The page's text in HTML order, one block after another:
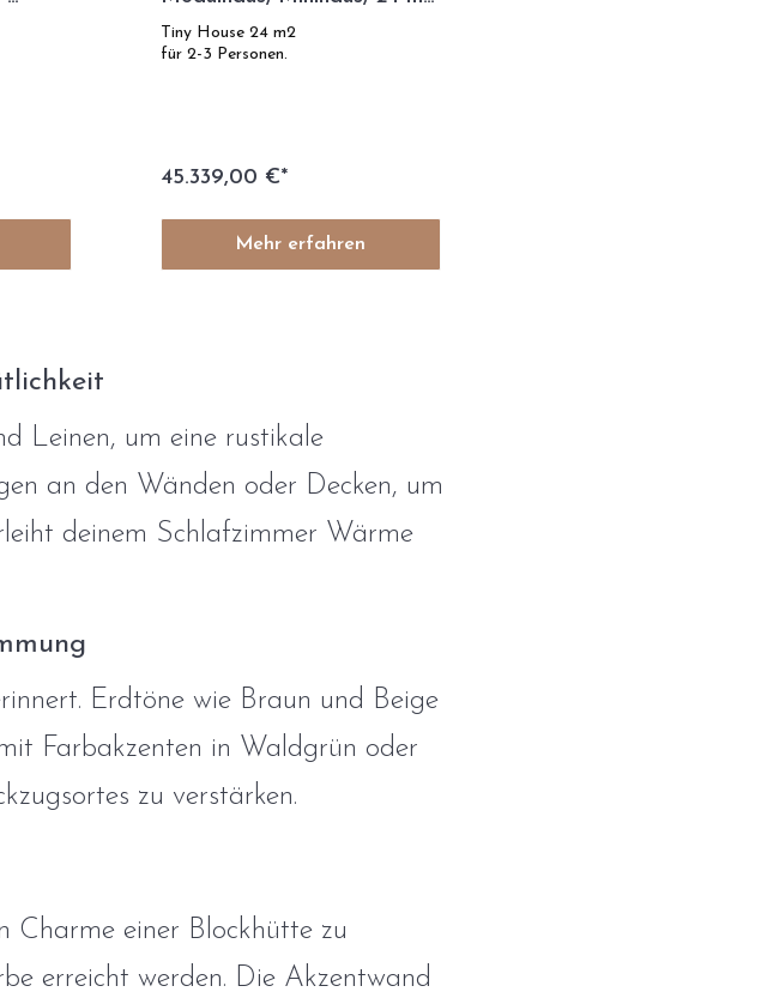
- French Kiss
Tiny House 24 m2
für 2-3 Personen.
45.339,00 €*
Mehr erfahren
Leinen, um eine rustikale
an den Wänden oder Decken, um
deinem Schlafzimmer Wärme
Erdtöne wie Braun und Beige
Farbakzenten in Waldgrün oder
zu verstärken.
Charme einer Blockhütte zu
erreicht werden. Die Akzentwand